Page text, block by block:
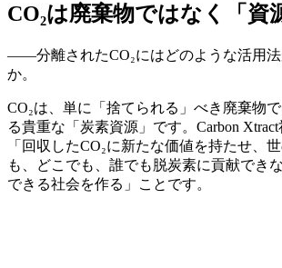
CO₂は廃棄物ではなく「資
——分離されたCO₂にはどのような活用法
か。
CO₂は、単に「捨てられる」べき廃棄物
る貴重な「炭素資源」です。Carbon Xtract
「回収したCO₂に新たな価値を持たせ、
も、どこでも、誰でも脱炭素に貢献でき
できる社会を作る」ことです。